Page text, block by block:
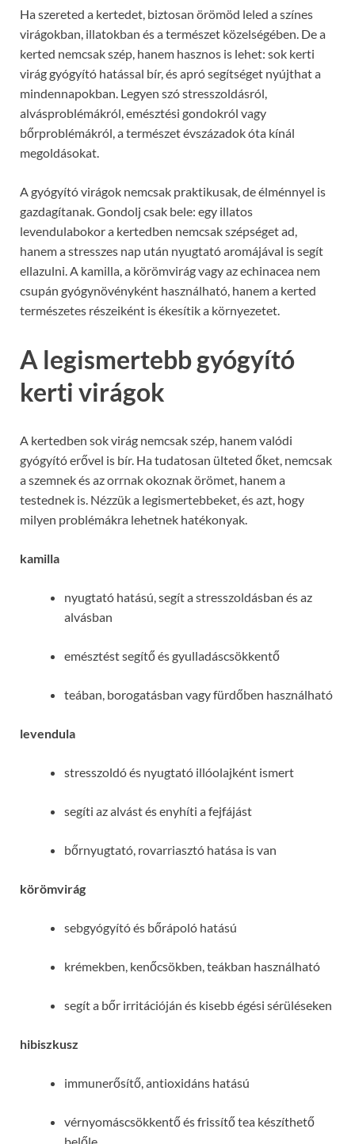
Ha szereted a kertedet, biztosan örömöd leled a színes
virágokban, illatokban és a természet közelségében. De a
kerted nemcsak szép, hanem hasznos is lehet: sok kerti
virág gyógyító hatással bír, és apró segítséget nyújthat a
mindennapokban. Legyen szó stresszoldásról,
alvásproblémákról, emésztési gondokról vagy
bőrproblémákról, a természet évszázadok óta kínál
megoldásokat.
A gyógyító virágok nemcsak praktikusak, de élménnyel is
gazdagítanak. Gondolj csak bele: egy illatos
levendulabokor a kertedben nemcsak szépséget ad,
hanem a stresszes nap után nyugtató aromájával is segít
ellazulni. A kamilla, a körömvirág vagy az echinacea nem
csupán gyógynövényként használható, hanem a kerted
természetes részeiként is ékesítik a környezetet.
A legismertebb gyógyító
kerti virágok
A kertedben sok virág nemcsak szép, hanem valódi
gyógyító erővel is bír. Ha tudatosan ülteted őket, nemcsak
a szemnek és az orrnak okoznak örömet, hanem a
testednek is. Nézzük a legismertebbeket, és azt, hogy
milyen problémákra lehetnek hatékonyak.
kamilla
nyugtató hatású, segít a stresszoldásban és az
alvásban
emésztést segítő és gyulladáscsökkentő
teában, borogatásban vagy fürdőben használható
levendula
stresszoldó és nyugtató illóolajként ismert
segíti az alvást és enyhíti a fejfájást
bőrnyugtató, rovarriasztó hatása is van
körömvirág
sebgyógyító és bőrápoló hatású
krémekben, kenőcsökben, teákban használható
segít a bőr irritációján és kisebb égési sérüléseken
hibiszkusz
immunerősítő, antioxidáns hatású
vérnyomáscsökkentő és frissítő tea készíthető